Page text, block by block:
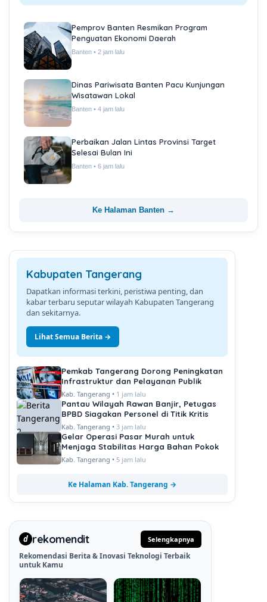
Pemprov Banten Resmikan Program
Penguatan Ekonomi Daerah
Banten • 2 jam lalu
Dinas Pariwisata Banten Pacu Kunjungan
Wisatawan Lokal
Banten • 4 jam lalu
Perbaikan Jalan Lintas Provinsi Target
Selesai Bulan Ini
Banten • 6 jam lalu
Ke Halaman Banten →
Kabupaten Tangerang
Dapatkan informasi terkini, peristiwa penting, dan
kabar terbaru seputar wilayah Kabupaten Tangerang
dan sekitarnya.
Lihat Semua Berita →
Pemkab Tangerang Dorong Peningkatan
Infrastruktur dan Pelayanan Publik
Kab. Tangerang • 1 jam lalu
Pantau Wilayah Rawan Banjir, Petugas
BPBD Siagakan Personel di Titik Kritis
Kab. Tangerang • 3 jam lalu
Gelar Operasi Pasar Murah untuk
Menjaga Stabilitas Harga Bahan Pokok
Kab. Tangerang • 5 jam lalu
Ke Halaman Kab. Tangerang →
d rekomendit Selengkapnya
Rekomendasi Berita & Inovasi Teknologi Terbaik
untuk Kamu